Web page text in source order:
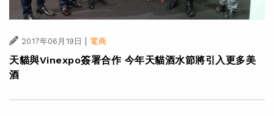
2017年06月19日 | 電商
天貓與Vinexpo簽署合作 今年天貓酒水節將引入更多美
酒